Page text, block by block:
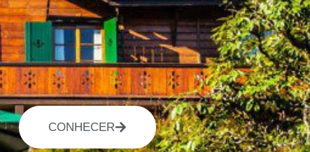
CONHECER